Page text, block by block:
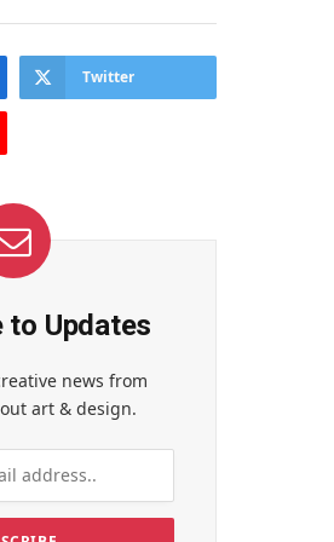
Twitter
to Updates
news from
art & design.